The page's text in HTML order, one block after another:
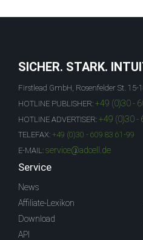
SICHER. STARK.
Firstlead GmbH, Rosenfelder St. 15-
HOTLINE PUBLISHER: +49 (0)30 -
HOTLINE ADVERTISER: +49 (0)30 -
TELEFAX: +49 (0)30 - 609 83 61-99
E-MAIL: service@adcell.de
Service
News
Affiliate-Lexikon
Download
API